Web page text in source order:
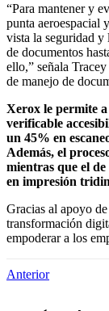
“Para mantener y
punta aeroespacial
vista la seguridad y
de documentos
ello,” señala
de manejo de
Xerox le permite
verificable
un 45% en
Además, el
mientras que el
en impresión
Gracias al apoyo
transformación
empoderar a los
Anterior